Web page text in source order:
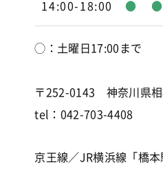
14:00-18:00 ● ●
◯：土曜日17:00まで
〒252-0143 神奈川県
tel：042-703-4408
京王線／JR横浜線「橋